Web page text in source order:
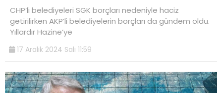
CHP’li belediyeleri SGK borçları nedeniyle haciz
getirilirken AKP’li belediyelerin borçları da gündem oldu.
Yıllardır Hazine’ye
17 Aralık 2024 Salı 11:59